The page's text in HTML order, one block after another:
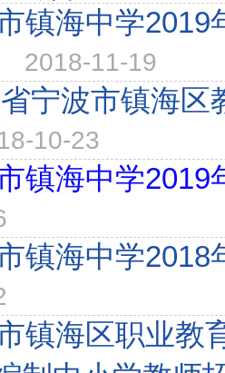
镇海中学2019
2018-11-19
宁波市镇海区
10-23
镇海中学2019
镇海中学2018
镇海区职业教